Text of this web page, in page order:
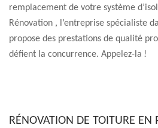
remplacement de votre système
Rénovation , l’entreprise spécialiste
propose des prestations de qualité
défient la concurrence. Appelez-la !
RÉNOVATION DE TOITURE EN